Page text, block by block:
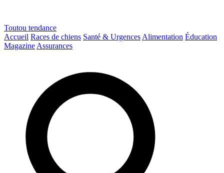
Toutou tendance
Accueil Races de chiens Santé & Urgences Alimentation Éducation
Magazine Assurances